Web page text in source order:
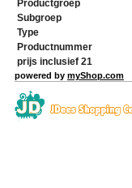
Productgroep
Subgroep
Type
Productnummer
prijs inclusief 21
powered by myShop.com